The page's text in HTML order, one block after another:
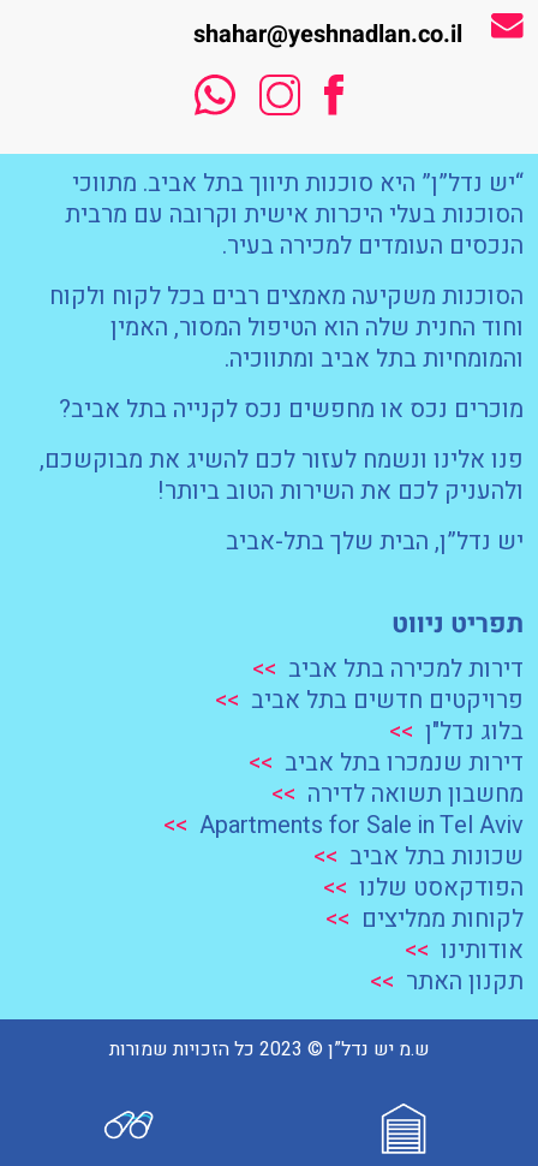
shahar@yeshnadlan.co.il
“יש נדל”ן” היא סוכנות תיווך בתל אביב. מתווכי
הסוכנות בעלי היכרות אישית וקרובה עם מרבית
הנכסים העומדים למכירה בעיר.
הסוכנות משקיעה מאמצים רבים בכל לקוח ולקוח
וחוד החנית שלה הוא הטיפול המסור, האמין
והמומחיות בתל אביב ומתווכיה.
מוכרים נכס או מחפשים נכס לקנייה בתל אביב?
פנו אלינו ונשמח לעזור לכם להשיג את מבוקשכם,
ולהעניק לכם את השירות הטוב ביותר!
יש נדל”ן, הבית שלך בתל-אביב
תפריט ניווט
דירות למכירה בתל אביב >>
פרויקטים חדשים בתל אביב >>
בלוג נדל"ן
>>
דירות שנמכרו בתל אביב >>
מחשבון תשואה לדירה >>
Apartments for Sale in Tel Aviv
>>
שכונות בתל אביב >>
הפודקאסט שלנו
>>
לקוחות ממליצים >>
אודותינו
>>
תקנון האתר >>
ש.מ יש נדל”ן © 2023 כל הזכויות שמורות